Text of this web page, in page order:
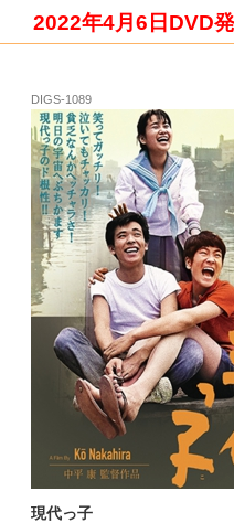
2022年4月6日DVD
DIGS-1089
現代っ子